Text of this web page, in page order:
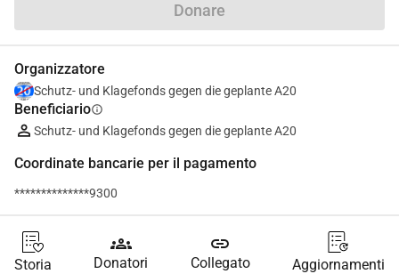
Donare
Organizzatore
Schutz- und Klagefonds gegen die geplante A20
Beneficiarioinfo
Schutz- und Klagefonds gegen die geplante A20
Coordinate bancarie per il pagamento
**************9300
Storia
groups
Donatori
link
Collegato Aggiornamenti